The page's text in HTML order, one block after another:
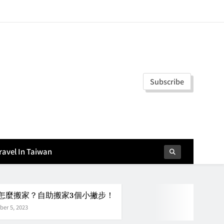
Subscribe
In Taiwan
麼搬家？自助搬家3個小撇步！
5, 2023